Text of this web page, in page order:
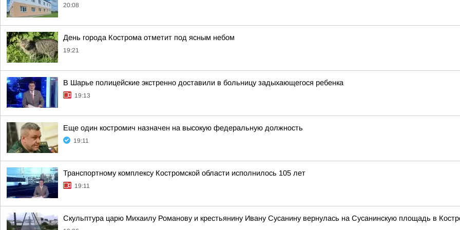
20:08
День города Кострома отметит под ясным небом
19:21
В Шарье полицейские экстренно доставили в больницу задыхающегося ребенка
19:13
Еще один костромич назначен на высокую федеральную должность
19:11
Транспортному комплексу Костромской области исполнилось 105 лет
19:11
Скульптура царю Михаилу Романову и крестьянину Ивану Сусанину вернулась на Сусанинскую площадь в